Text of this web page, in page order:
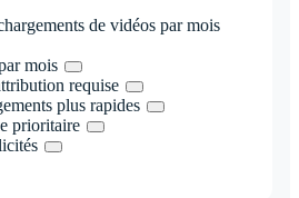
de vidéos par mois
mois
requise
plus rapides
prioritaire